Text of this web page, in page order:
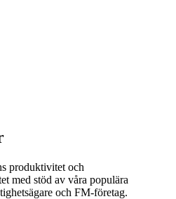
produktivitet och
med stöd av våra populära
och FM-företag.